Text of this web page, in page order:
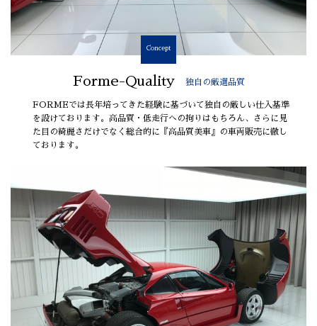
Concept
Forme-Quality 独自の厳選品質
FORMEでは長年培ってきた経験に基づいて独自の厳しい仕入基準
を設けております。高品質・低走行への拘りはもちろん、さらに見
た目の綺麗さだけでなく総合的に『高品質美車』の車両販売に徹し
ております。